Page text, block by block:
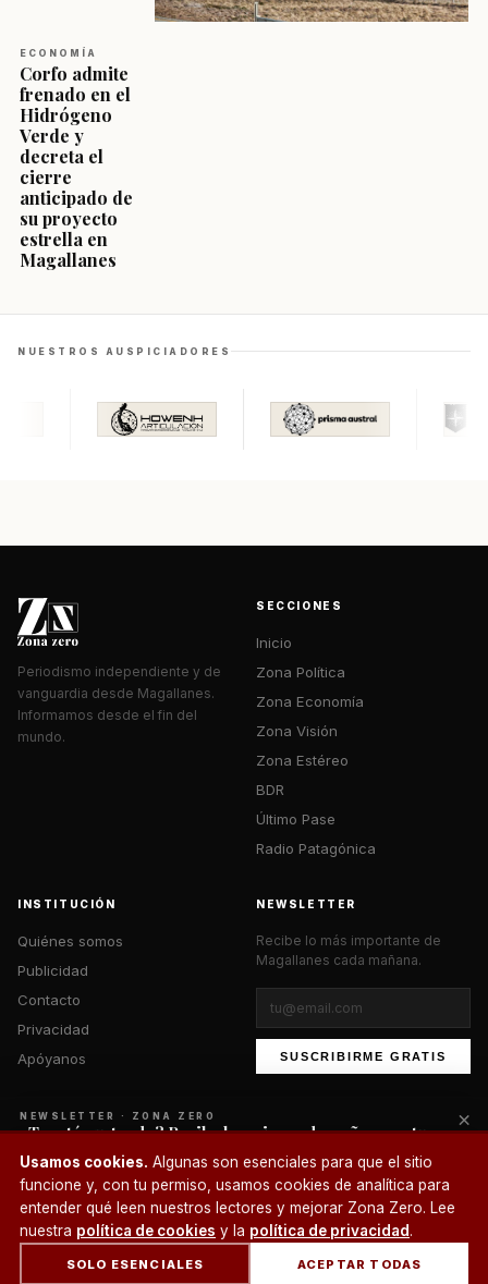
ECONOMÍA
Corfo admite
frenado en el
Hidrógeno
Verde y
decreta el
cierre
anticipado de
su proyecto
estrella en
Magallanes
NUESTROS AUSPICIADORES
Periodismo independiente y de
vanguardia desde Magallanes.
Informamos desde el fin del
mundo.
SECCIONES
Inicio
Zona Política
Zona Economía
Zona Visión
Zona Estéreo
BDR
Último Pase
Radio Patagónica
INSTITUCIÓN
Quiénes somos
Publicidad
Contacto
Privacidad
Apóyanos
NEWSLETTER
Recibe lo más importante de
Magallanes cada mañana.
SUSCRIBIRME GRATIS
© 2026 Zona Zero Media. Todos los derechos reservados.
Usamos cookies. Algunas son esenciales para que el sitio
funcione y, con tu permiso, usamos cookies de analítica para
entender qué leen nuestros lectores y mejorar Zona Zero. Lee
nuestra política de cookies y la política de privacidad.
SOLO ESENCIALES ACEPTAR TODAS
¿Un café?
NEWSLETTER · ZONA ZERO
¿Te está gustando? Recibe lo mejor cada mañana en tu
correo.
SUSCRIBIRME
×